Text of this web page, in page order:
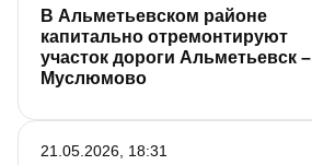
В Альметьевском районе
капитально отремонтируют
участок дороги Альметьевск –
Муслюмово
21.05.2026, 18:31